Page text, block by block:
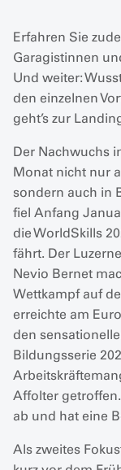
Erfahren Sie
Garagistinnen
Und weiter:
den einzelnen
geht’s zur
Der Nachwuchs
Monat nicht nur
sondern auch in
fiel Anfang
die WorldSkills
fährt. Der
Nevio Bernet
Wettkampf auf
erreichte am
den
Bildungsserie
Affolter
ab und hat eine
Als zweites